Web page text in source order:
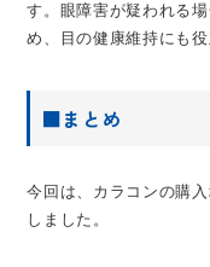
す。眼障害が疑われる
め、目の健康維持にも役
■まとめ
今回は、カラコンの購
しました。